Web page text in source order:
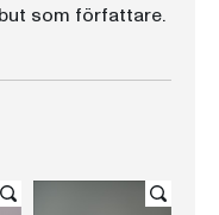
som författare.